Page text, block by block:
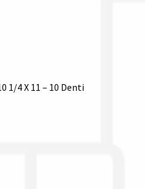
1/4 X 11 – 10 Denti